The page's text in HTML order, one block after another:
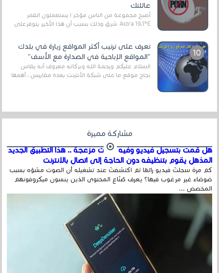
عائلتك
أصبح مجموعة من الناس مؤخر ا يستعملون القمر
Astra 19.1°E شرق وذلك بسبب أن هذا الأخير يتوفرعلى
تعرف على ترتيب أكثر المواقع زيارة في بلدك
"المواقع الإباحية في الصدارة مع الأسف"
السلام عليكم ورحمة الله وبركاته معروف أنه يقاس
نجاح موقع ما على شبكة الأنترنت بعدة مقاييس ، أهمها
مشاركة مميزة
هل قمت بتسجيل فيديو وفيه أصوت مزعجة .. هذا التطبيق الجديد
المذهل يقوم بتنظيفه دون الحاجة إلى اتصال بالإنترنت
كم مرة سجلتَ فيديو رائعًا ثم اكتشفتَ عند تشغيله أن الصوت مشوّه بسبب
ضوضاء غير مرغوب فيها؟ يعرف صُنّاع المحتوى الذين ينسون ميكروفونهم
المخصص ...